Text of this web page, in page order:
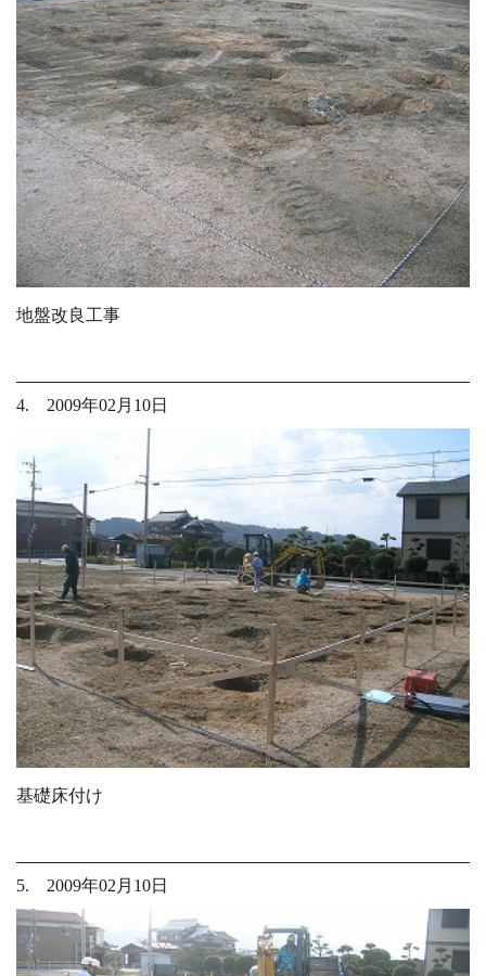
地盤改良工事
4. 2009年02月10日
基礎床付け
5. 2009年02月10日